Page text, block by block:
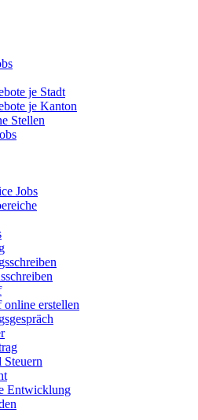
je Stadt
je Kanton
Stellen
Jobs
online erstellen
Steuern
Entwicklung